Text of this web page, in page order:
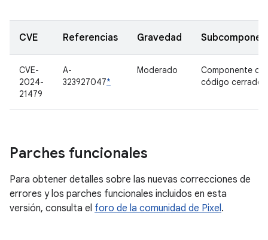
CVE Referencias Gravedad
CVE-
2024-
21479
A-
323927047*
Moderado
Componente de
código cerrado
Parches funcionales
Para obtener detalles sobre las nuevas correcciones de
errores y los parches funcionales incluidos en esta
versión, consulta el foro de la comunidad de Pixel.